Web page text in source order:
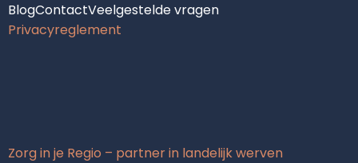
BlogContactVeelgestelde vragen
Privacyreglement
Zorg in je Regio – partner in landelijk werven